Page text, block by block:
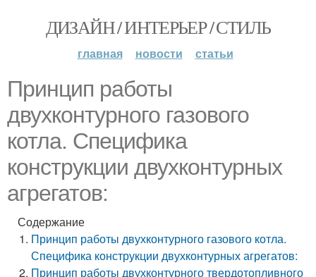
ДИЗАЙН / ИНТЕРЬЕР / СТИЛЬ
главная новости статьи
Принцип работы
двухконтурного газового
котла. Специфика
конструкции двухконтурных
агрегатов:
Содержание
Принцип работы двухконтурного газового котла.
Специфика конструкции двухконтурных агрегатов:
Принцип работы двухконтурного твердотопливного